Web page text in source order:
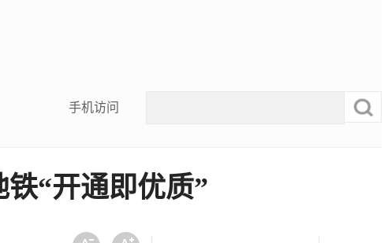
手机访问
“开通即优质”